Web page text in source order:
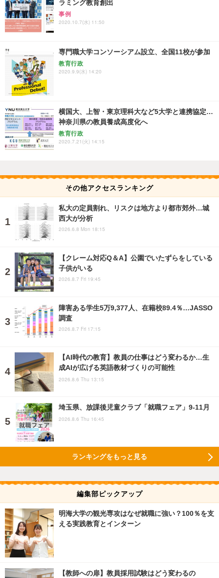
ラミング教育創出
事例
2020.10.7(水) 11:50
専門職大学コンソーシアム設立、全国11校が参加
教育行政
2020.9.9(水) 14:20
横国大、上智・東京理科大など5大学と連携協定…
神奈川県の教員養成高度化へ
教育行政
2020.7.21(火) 14:15
その他アクセスランキング
私大の定員割れ、リスクは地方より都市郊外…城
西大が分析
2026.6.8 Mon 18:15
【クレーム対応Q＆A】公園でいたずらをしている
子供がいる
2026.8.7 Fri 19:45
障害ある学生5万9,377人、在籍校89.4％…JASSO
調査
2026.8.7 Fri 17:15
【AI時代の教育】教員の仕事はどう変わるか…生
成AIが広げる英語教材づくりの可能性
2026.8.6 Thu 13:15
埼玉県、放課後児童クラブ「就職フェア」9-11月
2026.8.6 Thu 16:45
ランキングをもっと見る
編集部ピックアップ
明海大学の観光専攻はなぜ就職に強い？100％を支
える実践教育とインターン
【教師への扉】教員採用試験はどう変わるの